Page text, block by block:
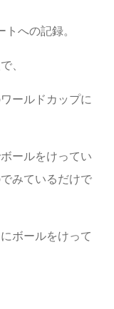
への記録。
、
ールドカップに
ールをけってい
みているだけで
ボールをけって